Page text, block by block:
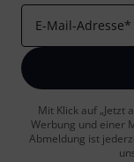
E-Mail-Adresse*
Mit Klick auf „Jetzt
Werbung und einer
Abmeldung ist